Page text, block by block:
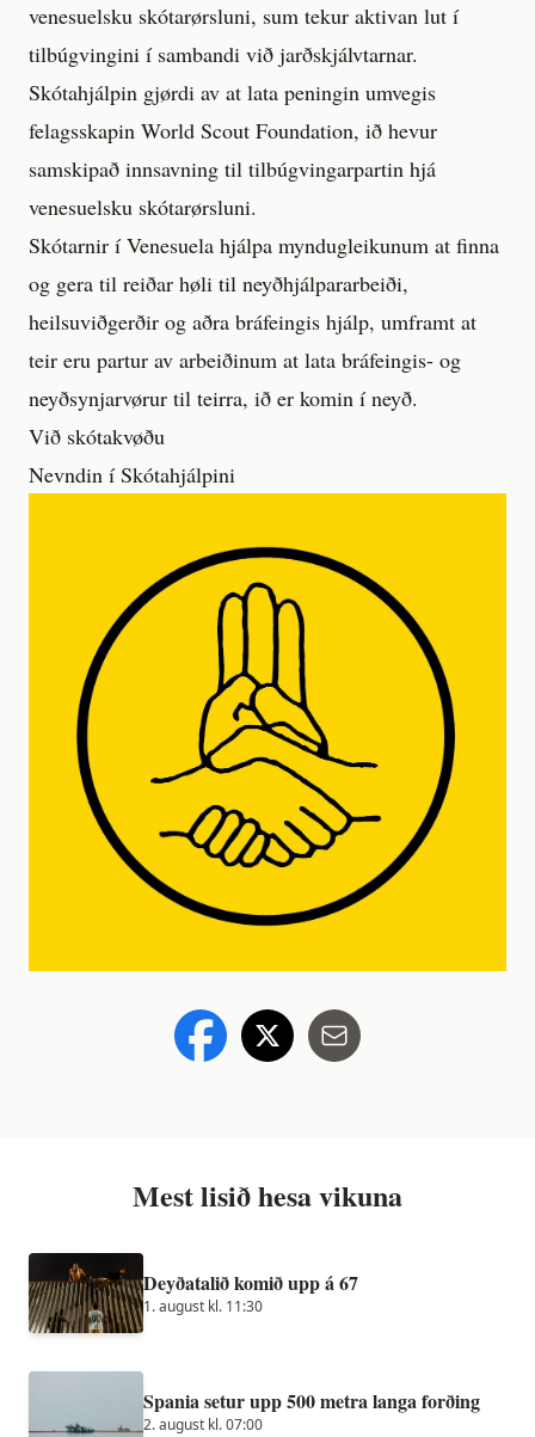
venesuelsku skótarørsluni, sum tekur aktivan lut í
tilbúgvingini í sambandi við jarðskjálvtarnar.
Skótahjálpin gjørdi av at lata peningin umvegis
felagsskapin World Scout Foundation, ið hevur
samskipað innsavning til tilbúgvingarpartin hjá
venesuelsku skótarørsluni.
Skótarnir í Venesuela hjálpa myndugleikunum at finna
og gera til reiðar høli til neyðhjálpararbeiði,
heilsuviðgerðir og aðra bráfeingis hjálp, umframt at
teir eru partur av arbeiðinum at lata bráfeingis- og
neyðsynjarvørur til teirra, ið er komin í neyð.
Við skótakvøðu
Nevndin í Skótahjálpini
Mest lisið hesa vikuna
Deyðatalið komið upp á 67
1. august kl. 11:30
Spania setur upp 500 metra langa forðing
2. august kl. 07:00